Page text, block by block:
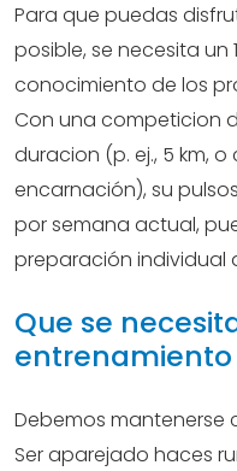
Para que puedas
posible, se necesita un
conocimiento de los
Con una competicion
duracion (p. ej., 5 km,
encarnación), su
por semana actual,
preparación individual
Que se
entrenamiento
Debemos mantenerse
Ser aparejado haces